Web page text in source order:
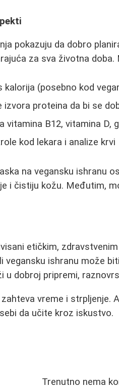
pokazuju da dobro
za sva životna
kalorija (posebno kod
izvora proteina da bi se
vitamina B12, vitamina D,
kod lekara i analize krvi
na vegansku ishranu
i čistiju kožu. Međutim,
etičkim,
vegansku ishranu može
u dobroj pripremi,
vreme i strpljenje.
da učite kroz iskustvo.
Trenutno nema